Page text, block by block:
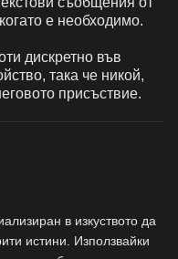
е необходимо.
дискретно във
така че никой,
присъствие.
в изкуството да
истини. Използвайки